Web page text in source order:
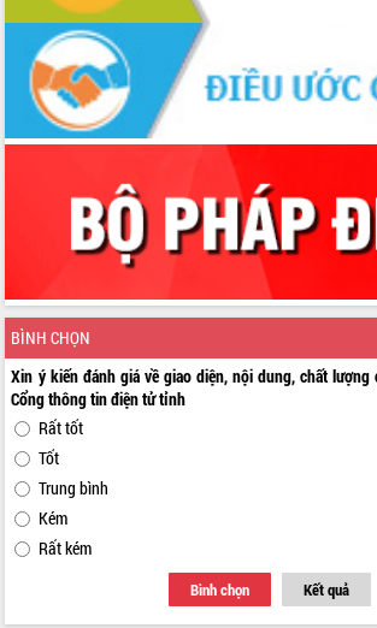
BÌNH CHỌN
Xin ý kiến đánh giá về giao diện, nội dung, chất
Cổng thông tin điện tử tỉnh
Rất tốt
Tốt
Trung bình
Kém
Rất kém
Bình chọn Kết quả